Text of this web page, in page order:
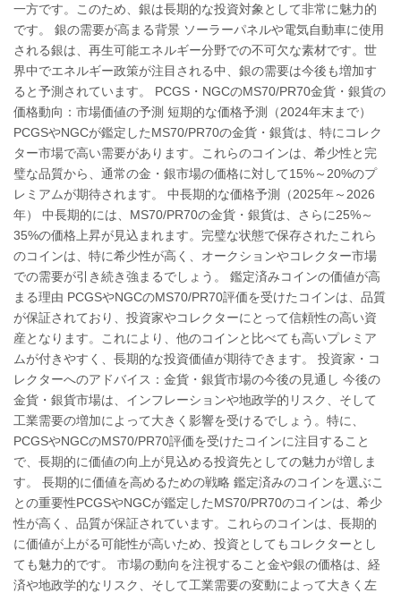
一方です。このため、銀は長期的な投資対象として非常に魅力的
です。 銀の需要が高まる背景 ソーラーパネルや電気自動車に使用
される銀は、再生可能エネルギー分野での不可欠な素材です。世
界中でエネルギー政策が注目される中、銀の需要は今後も増加す
ると予測されています。 PCGS・NGCのMS70/PR70金貨・銀貨の
価格動向：市場価値の予測 短期的な価格予測（2024年末まで）
PCGSやNGCが鑑定したMS70/PR70の金貨・銀貨は、特にコレク
ター市場で高い需要があります。これらのコインは、希少性と完
璧な品質から、通常の金・銀市場の価格に対して15%～20%のプ
レミアムが期待されます。 中長期的な価格予測（2025年～2026
年） 中長期的には、MS70/PR70の金貨・銀貨は、さらに25%～
35%の価格上昇が見込まれます。完璧な状態で保存されたこれら
のコインは、特に希少性が高く、オークションやコレクター市場
での需要が引き続き強まるでしょう。 鑑定済みコインの価値が高
まる理由 PCGSやNGCのMS70/PR70評価を受けたコインは、品質
が保証されており、投資家やコレクターにとって信頼性の高い資
産となります。これにより、他のコインと比べても高いプレミア
ムが付きやすく、長期的な投資価値が期待できます。 投資家・コ
レクターへのアドバイス：金貨・銀貨市場の今後の見通し 今後の
金貨・銀貨市場は、インフレーションや地政学的リスク、そして
工業需要の増加によって大きく影響を受けるでしょう。特に、
PCGSやNGCのMS70/PR70評価を受けたコインに注目すること
で、長期的に価値の向上が見込める投資先としての魅力が増しま
す。 長期的に価値を高めるための戦略 鑑定済みのコインを選ぶこ
との重要性PCGSやNGCが鑑定したMS70/PR70のコインは、希少
性が高く、品質が保証されています。これらのコインは、長期的
に価値が上がる可能性が高いため、投資としてもコレクターとし
ても魅力的です。 市場の動向を注視すること金や銀の価格は、経
済や地政学的なリスク、そして工業需要の変動によって大きく左